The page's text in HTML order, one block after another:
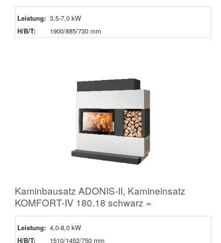
Leistung: 3,5-7,0 kW
H/B/T:
1900/885/730 mm
Kaminbausatz ADONIS-II, Kamineinsatz
KOMFORT-IV 180.18 schwarz =
Leistung: 4,0-8,0 kW
H/B/T:
1510/1452/750 mm